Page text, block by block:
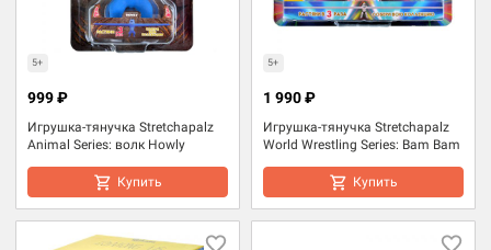
5+
Игрушка-тянучка Stretchapalz
Animal Series: волк Howly
999 ₽
Купить
5+
Игрушка-тянучка Stretchapalz
World Wrestling Series: Bam Bam
1 990 ₽
Купить